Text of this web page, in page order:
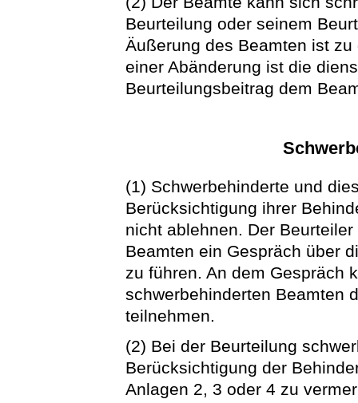
Beurteilung oder seinem
Äußerung des Beamten ist
einer Abänderung ist die
Beurteilungsbeitrag dem
(1) Schwerbehinderte und
Berücksichtigung ihrer
nicht ablehnen. Der
Beamten ein Gespräch über
zu führen. An dem Gespräch
schwerbehinderten Beamten
teilnehmen.
(2) Bei der Beurteilung
Berücksichtigung der
Anlagen 2, 3 oder 4 zu